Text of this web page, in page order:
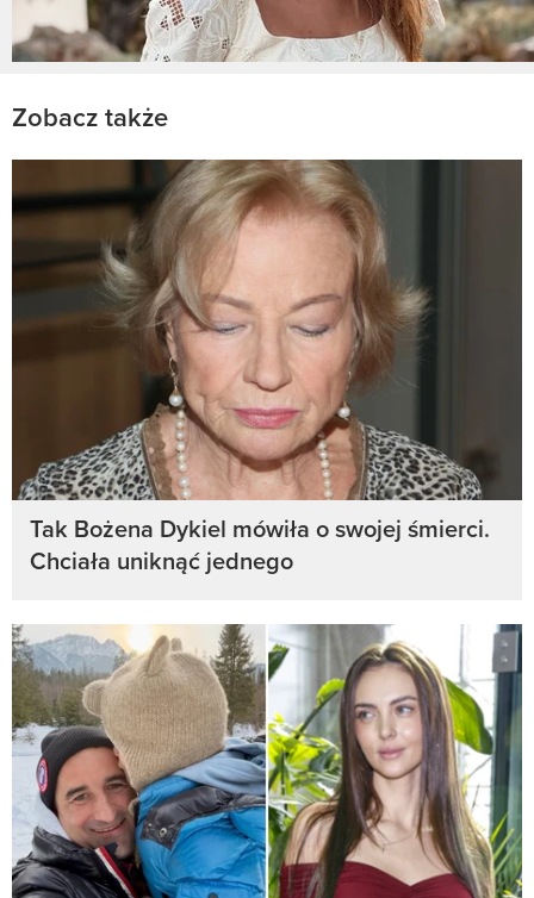
Zobacz także
Tak Bożena Dykiel mówiła o swojej śmierci.
Chciała uniknąć jednego